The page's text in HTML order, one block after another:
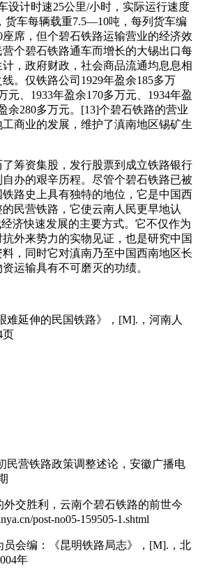
设计时速25公里/小时，实际运行速度
货车每辆载重7.5—10吨，每列货车编
席，但个碧石铁路运输营业的经济效
个碧石铁路通车而增长的大锡出口每
，政府财政，社会商品流通均息息相
。仅铁路公司1929年盈余185多万
元、1933年盈余170多万元、1934年盈
余280多万元。[13]个碧石铁路的营业
商业的发展，维护了滇南地区锡矿生
筹资集股，发行股票到成立铁路银行
办的艰辛历程。尽管个碧石铁路已被
路史上具有独特的地位，它是中国西
民营铁路，它使云南人民更早地认
济快速发展的主要方式。它不仅作为
外来势力的实物见证，也是研究中国
，同时它对滇南乃至中国西南地区长
运输具有不可磨灭的功绩。
难延伸的民国铁路》，[M].，河南人
页
民营铁路政策调整述论，安徽广播电
交胜利，云南个碧石铁路的前世今
post-no05-159505-1.shtml
员会编：《昆明铁路局志》，[M].，北
年